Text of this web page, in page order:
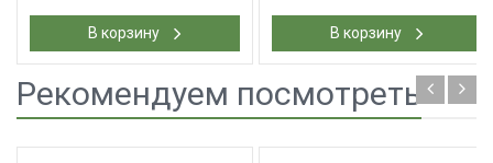
В корзину В корзину
Рекомендуем посмотреть